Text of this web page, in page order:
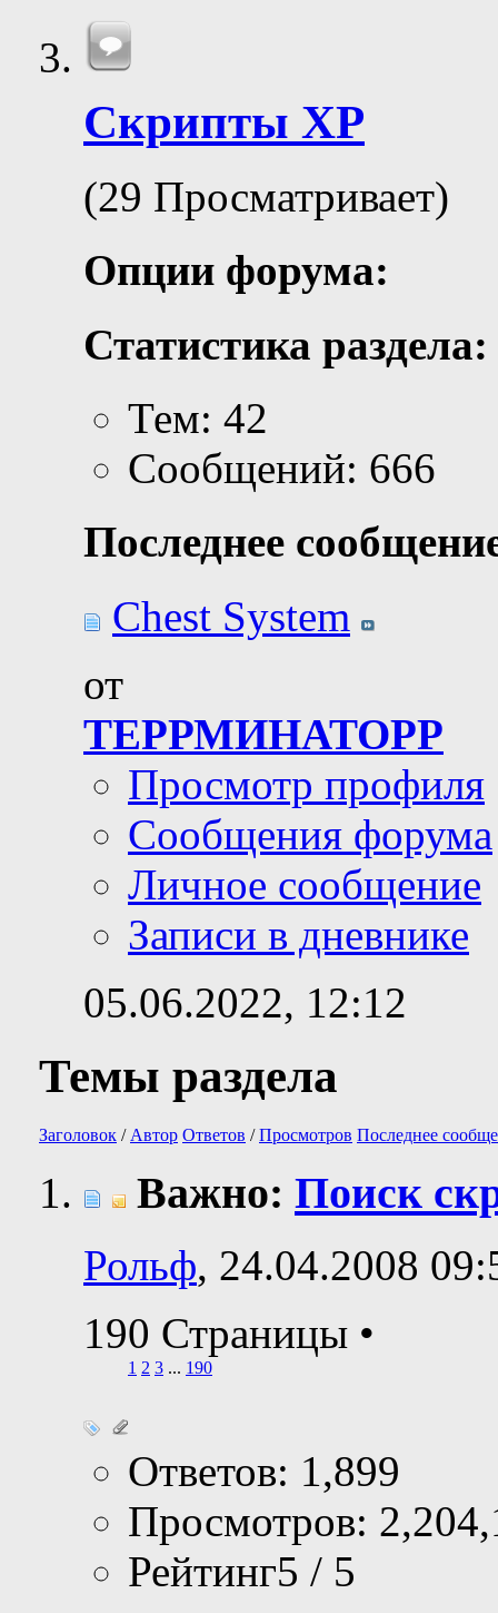
Скрипты ХР
(29 Просматривает)
Опции форума:
Статистика раздела:
Тем: 42
Сообщений: 666
Последнее
Chest System
от
ТЕРРМИНАТОРР
Просмотр профиля
Сообщения форума
Личное сообщение
Записи в дневнике
05.06.2022, 12:12
Темы раздела
Заголовок / Автор Ответов /Просмотров Последнее
Важно: Поиск
Рольф, 24.04.2008
190 Страницы •
1 2 3 ... 190
Ответов: 1,899
Просмотров:
Рейтинг5 / 5